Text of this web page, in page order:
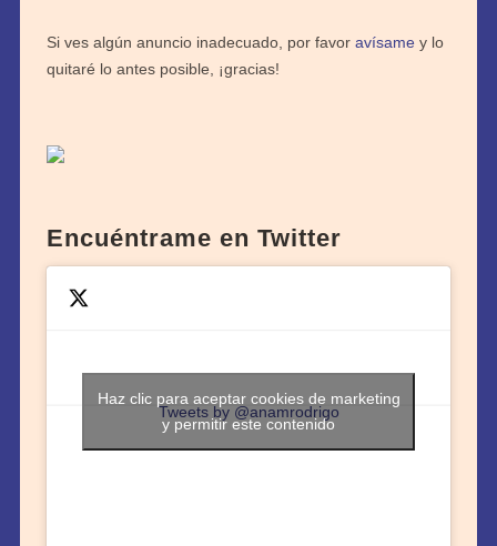
Si ves algún anuncio inadecuado, por favor avísamey lo
quitaré lo antes posible, ¡gracias!
Encuéntrame en Twitter
Tweets by @anamrodrigo
Haz clic para aceptar cookies de marketing
y permitir este contenido